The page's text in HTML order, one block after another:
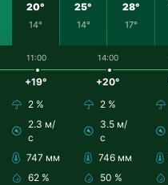
20°
14°
25°
14°
28°
17°
11:00
+19°
2 %
2.3 м/
с
747 мм
62 %
14:00
+20°
2 %
3.5 м/
с
746 мм
50 %